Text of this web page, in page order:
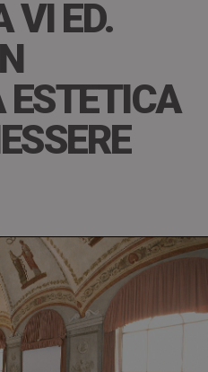
VI ED.